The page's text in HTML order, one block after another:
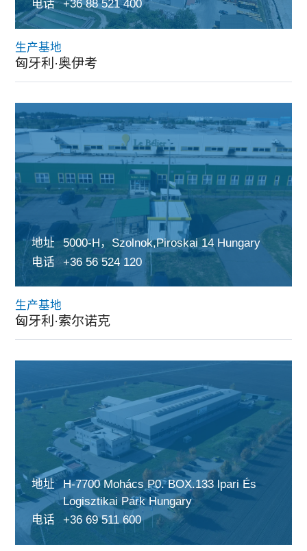
电话
+36 88 521 400
生产基地
匈牙利·奥伊考
地址
5000-H，Szolnok,Piroskai 14 Hungary
电话
+36 56 524 120
生产基地
匈牙利·索尔诺克
地址
H-7700 Mohács P0. BOX.133 lpari És
Logisztikai Park Hungary
电话
+36 69 511 600